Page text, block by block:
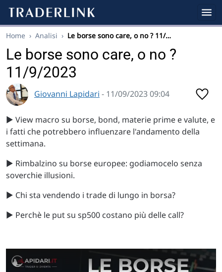
Home › Analisi › Le borse sono care, o no ? 11/…
Le borse sono care, o no ?
11/9/2023
Giovanni Lapidari - 11/09/2023 09:04
▶️ View macro su borse, bond, materie prime e valute, e
i fatti che potrebbero influenzare l'andamento della
settimana.
▶️ Rimbalzino su borse europee: godiamocelo senza
soverchie illusioni.
▶️ Chi sta vendendo i trade di lungo in borsa?
▶️ Perchè le put su sp500 costano più delle call?